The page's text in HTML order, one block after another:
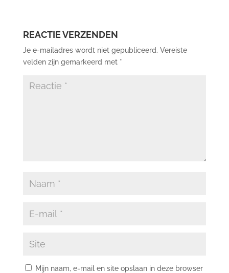
REACTIE VERZENDEN
Je e-mailadres wordt niet gepubliceerd. Vereiste
velden zijn gemarkeerd met *
Mijn naam, e-mail en site opslaan in deze browser